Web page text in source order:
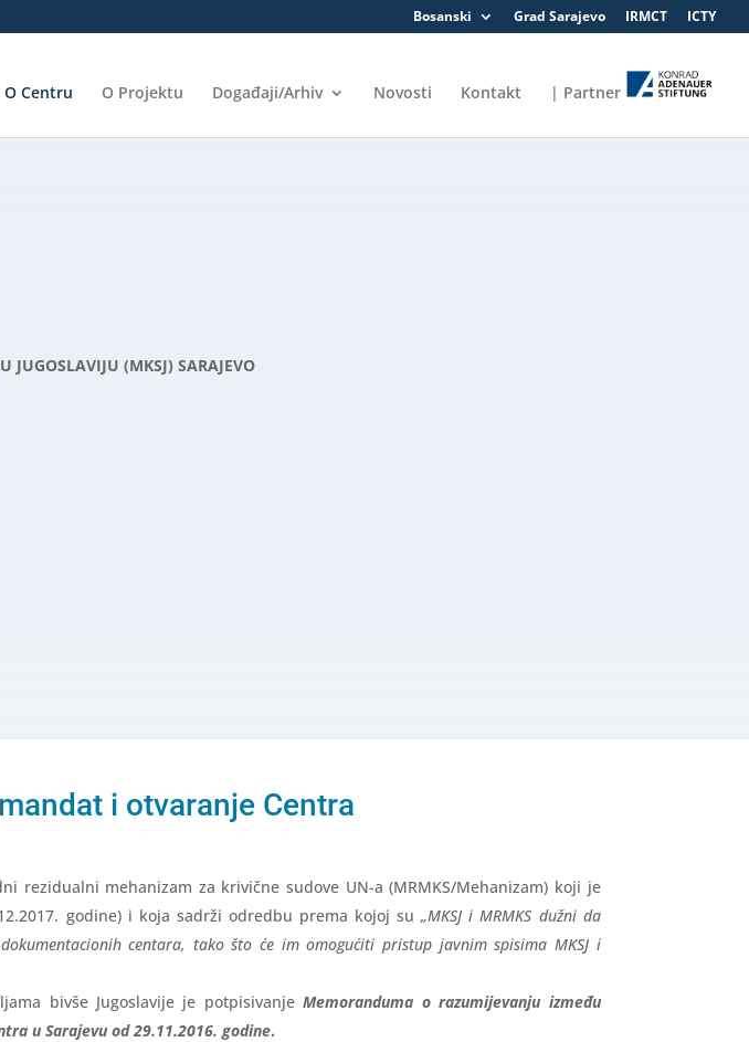
Bosanski Grad Sarajevo IRMCT ICTY
O Centru O Projektu Događaji/Arhiv Novosti Kontakt | Partner
(MKSJ) SARAJEVO
i otvaranje Centra
rezidualni mehanizam za krivične sudove UN-a (MRMKS/Mehanizam) koji je
godine) i koja sadrži odredbu prema kojoj su„MKSJ i MRMKS dužni da
centara, tako što će im omogućiti pristup javnim spisima MKSJ i
bivše Jugoslavije je potpisivanjeMemoranduma o razumijevanju između
u Sarajevu od 29.11.2016. godine.